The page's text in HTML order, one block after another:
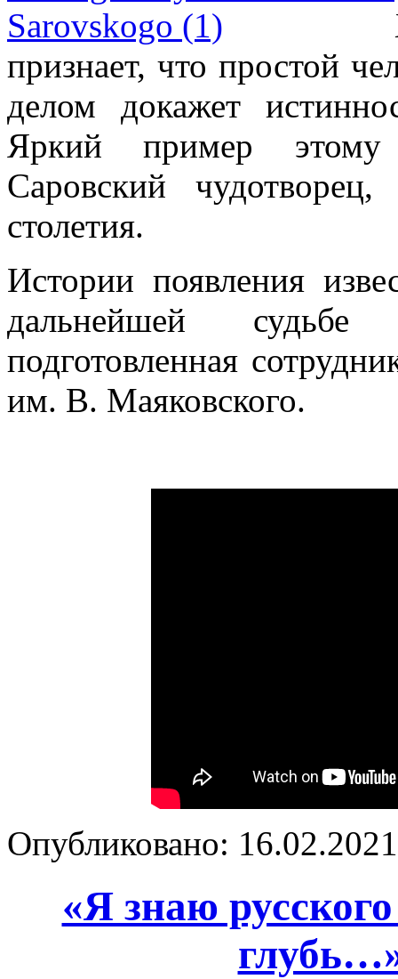
признает, что простой
делом докажет
Яркий пример
Саровский
столетия.
Истории появления
дальнейшей судьбе
подготовленная
им. В. Маяковского.
Опубликовано:
«Я знаю